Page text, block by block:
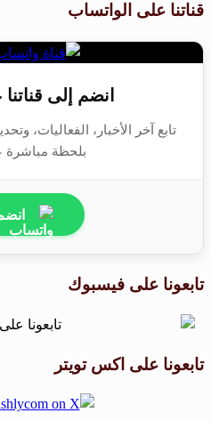
قناتنا على الواتساب
انضم إلى
تابع آخر الأخبار، الفعاليات،
بلحظة مباشرة
تابعونا على فيسبوك
تابعونا على اكس تويتر